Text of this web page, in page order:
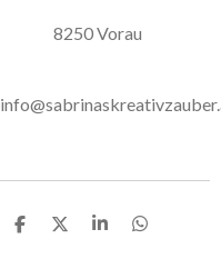
8250 Vorau
T
T
T
T